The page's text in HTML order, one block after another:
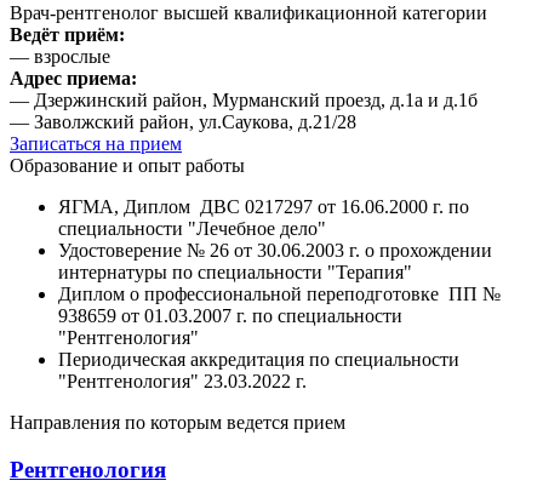
Врач-рентгенолог высшей квалификационной категории
Ведёт приём:
— взрослые
Адрес приема:
— Дзержинский район, Мурманский проезд, д.1а и д.1б
— Заволжский район, ул.Саукова, д.21/28
Записаться на прием
Образование и опыт работы
ЯГМА, Диплом ДВС 0217297 от 16.06.2000 г. по
специальности "Лечебное дело"
Удостоверение № 26 от 30.06.2003 г. о прохождении
интернатуры по специальности "Терапия"
Диплом о профессиональной переподготовке ПП №
938659 от 01.03.2007 г. по специальности
"Рентгенология"
Периодическая аккредитация по специальности
"Рентгенология" 23.03.2022 г.
Направления по которым ведется прием
Рентгенология